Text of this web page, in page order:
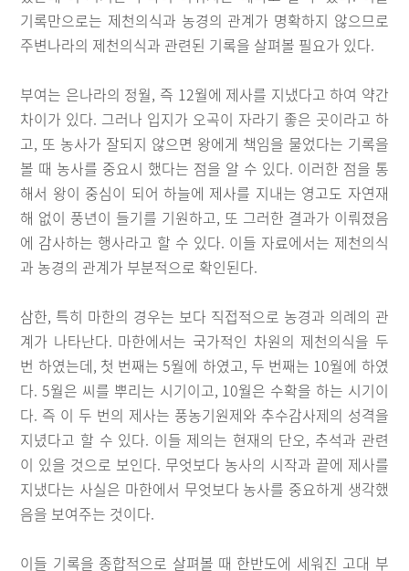
기록만으로는 제천의식과 농경의 관계가 명확하지 않으므로
주변나라의 제천의식과 관련된 기록을 살펴볼 필요가 있다.
부여는 은나라의 정월, 즉 12월에 제사를 지냈다고 하여 약간
차이가 있다. 그러나 입지가 오곡이 자라기 좋은 곳이라고 하
고, 또 농사가 잘되지 않으면 왕에게 책임을 물었다는 기록을
볼 때 농사를 중요시 했다는 점을 알 수 있다. 이러한 점을 통
해서 왕이 중심이 되어 하늘에 제사를 지내는 영고도 자연재
해 없이 풍년이 들기를 기원하고, 또 그러한 결과가 이뤄졌음
에 감사하는 행사라고 할 수 있다. 이들 자료에서는 제천의식
과 농경의 관계가 부분적으로 확인된다.
삼한, 특히 마한의 경우는 보다 직접적으로 농경과 의례의 관
계가 나타난다. 마한에서는 국가적인 차원의 제천의식을 두
번 하였는데, 첫 번째는 5월에 하였고, 두 번째는 10월에 하였
다. 5월은 씨를 뿌리는 시기이고, 10월은 수확을 하는 시기이
다. 즉 이 두 번의 제사는 풍농기원제와 추수감사제의 성격을
지녔다고 할 수 있다. 이들 제의는 현재의 단오, 추석과 관련
이 있을 것으로 보인다. 무엇보다 농사의 시작과 끝에 제사를
지냈다는 사실은 마한에서 무엇보다 농사를 중요하게 생각했
음을 보여주는 것이다.
이들 기록을 종합적으로 살펴볼 때 한반도에 세워진 고대 부